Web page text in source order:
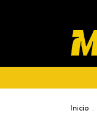
Inicio .